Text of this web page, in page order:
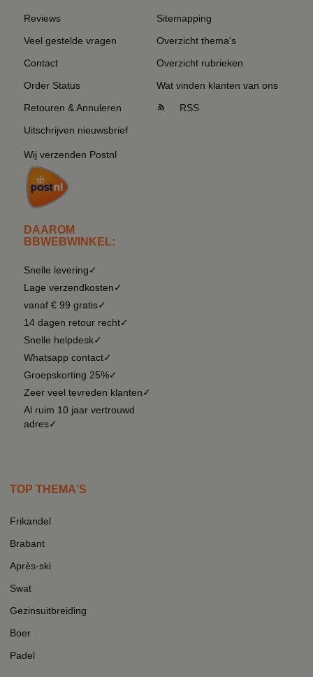
Reviews
Veel gestelde vragen
Contact
Order Status
Retouren & Annuleren
Uitschrijven nieuwsbrief
Wij verzenden Postnl
DAAROM
BBWEBWINKEL:
Snelle levering✓
Lage verzendkosten✓
vanaf € 99 gratis✓
14 dagen retour recht✓
Snelle helpdesk✓
Whatsapp contact✓
Groepskorting 25%✓
Zeer veel tevreden klanten✓
Al ruim 10 jaar vertrouwd
adres✓
Sitemapping
Overzicht thema's
Overzicht rubrieken
Wat vinden klanten van ons
RSS
TOP THEMA'S
Frikandel
Brabant
Après-ski
Swat
Gezinsuitbreiding
Boer
Padel